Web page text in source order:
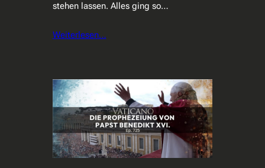
stehen lassen. Alles ging so…
Weiterlesen…